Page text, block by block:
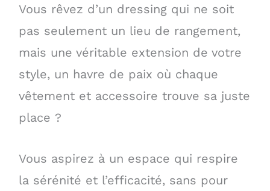
Vous rêvez d’un dressing qui ne soit
pas seulement un lieu de rangement,
mais une véritable extension de votre
style, un havre de paix où chaque
vêtement et accessoire trouve sa juste
place ?
Vous aspirez à un espace qui respire
la sérénité et l’efficacité, sans pour